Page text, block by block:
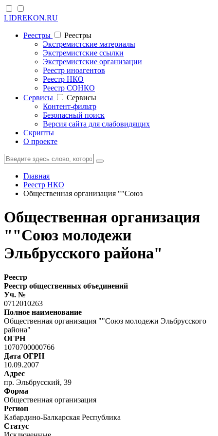
LIDREKON.RU
Реестры
Реестры
Экстремистские материалы
Экстремистские ссылки
Экстремистские организации
Реестр иноагентов
Реестр НКО
Реестр СОНКО
Cервисы
Cервисы
Контент-фильтр
Безопасный поиск
Версия сайта для слабовидящих
Скрипты
О проекте
Главная
Реестр НКО
Общественная организация ""Союз
Общественная организация
""Союз молодежи
Эльбрусского района"
Реестр
Реестр общественных объединений
Уч. №
0712010263
Полное наименование
Общественная организация ""Союз молодежи Эльбрусского
района"
ОГРН
1070700000766
Дата ОГРН
10.09.2007
Адрес
пр. Эльбрусский, 39
Форма
Общественная организация
Регион
Кабардино-Балкарская Республика
Статус